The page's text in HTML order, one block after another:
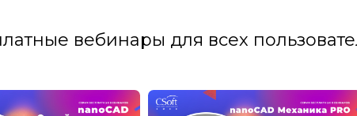
вебинары для всех